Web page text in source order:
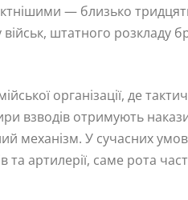
— близько
штатного розкладу
організації, де
взводів отримують
механізм. У сучасних
артилерії, саме рота